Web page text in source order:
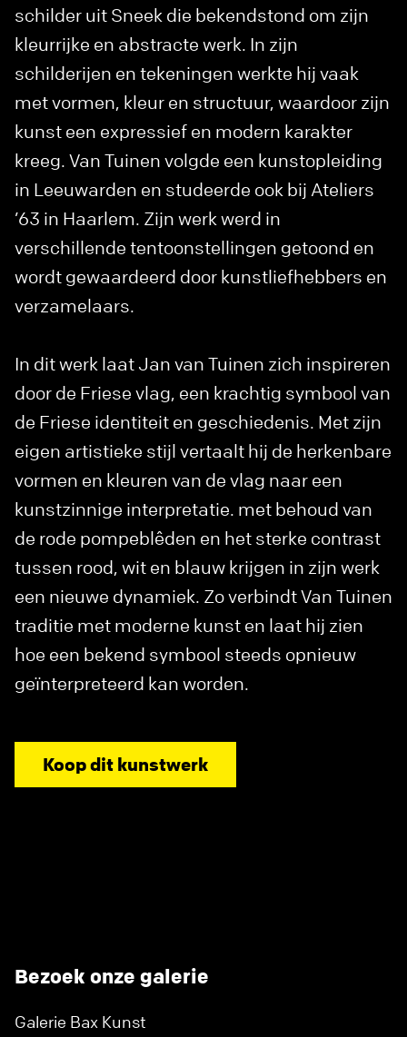
schilder uit Sneek die bekendstond om zijn
kleurrijke en abstracte werk. In zijn
schilderijen en tekeningen werkte hij vaak
met vormen, kleur en structuur, waardoor zijn
kunst een expressief en modern karakter
kreeg. Van Tuinen volgde een kunstopleiding
in Leeuwarden en studeerde ook bij Ateliers
’63 in Haarlem. Zijn werk werd in
verschillende tentoonstellingen getoond en
wordt gewaardeerd door kunstliefhebbers en
verzamelaars.
In dit werk laat Jan van Tuinen zich inspireren
door de Friese vlag, een krachtig symbool van
de Friese identiteit en geschiedenis. Met zijn
eigen artistieke stijl vertaalt hij de herkenbare
vormen en kleuren van de vlag naar een
kunstzinnige interpretatie. met behoud van
de rode pompeblêden en het sterke contrast
tussen rood, wit en blauw krijgen in zijn werk
een nieuwe dynamiek. Zo verbindt Van Tuinen
traditie met moderne kunst en laat hij zien
hoe een bekend symbool steeds opnieuw
geïnterpreteerd kan worden.
Koop dit kunstwerk
Bezoek onze galerie
Galerie Bax Kunst